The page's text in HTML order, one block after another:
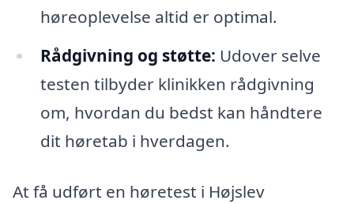
høreoplevelse altid er optimal.
Rådgivning og støtte: Udover selve
testen tilbyder klinikken rådgivning
om, hvordan du bedst kan håndtere
dit høretab i hverdagen.
At få udført en høretest i Højslev